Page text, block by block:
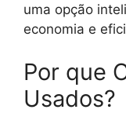
uma opção
economia e
Por que
Usados?